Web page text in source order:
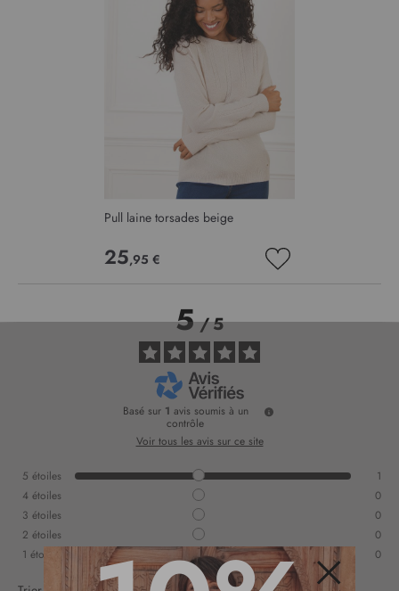
Pull laine torsades beige
25,95 €
LISTE
5/5
Basé sur 1 avis soumis à un
contrôle
Voir tous les avis sur ce site
5 étoiles
1
4 étoiles
0
3 étoiles
0
2 étoiles
0
1 étoile 0